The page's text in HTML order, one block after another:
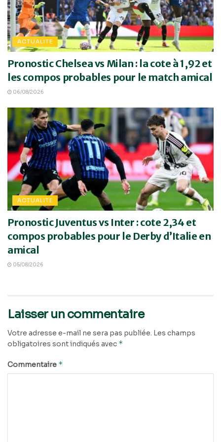
ACTUALITE
Pronostic Chelsea vs Milan : la cote à 1,92 et
les compos probables pour le match amical
06/08/2026
ACTUALITE
Pronostic Juventus vs Inter : cote 2,34 et
compos probables pour le Derby d’Italie en
amical
05/08/2026
Laisser un commentaire
Votre adresse e-mail ne sera pas publiée. Les champs
obligatoires sont indiqués avec *
Commentaire *